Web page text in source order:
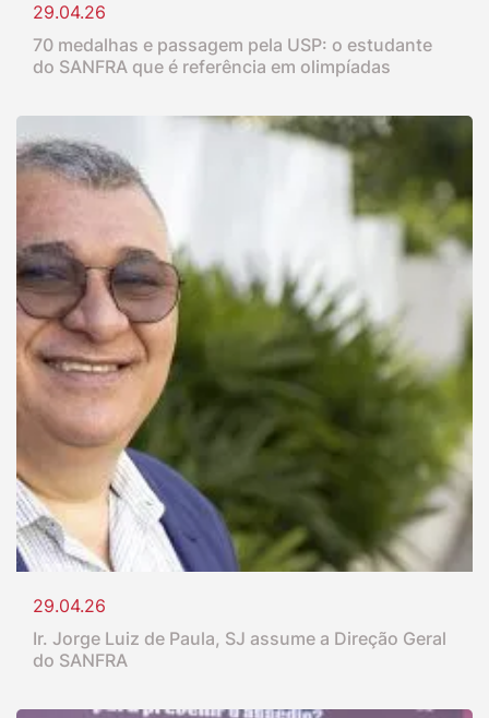
29.04.26
70 medalhas e passagem pela USP: o estudante
do SANFRA que é referência em olimpíadas
29.04.26
Ir. Jorge Luiz de Paula, SJ assume a Direção Geral
do SANFRA